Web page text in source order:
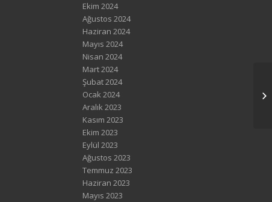
Ekim 2024
Ağustos 2024
Haziran 2024
Mayıs 2024
Nisan 2024
Mart 2024
Şubat 2024
Ocak 2024
Aralık 2023
Kasım 2023
Ekim 2023
Eylül 2023
Ağustos 2023
Temmuz 2023
Haziran 2023
Mayıs 2023